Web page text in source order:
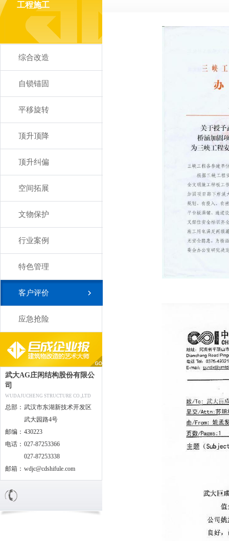
工程施工
综合改造
自锁锚固
平移旋转
顶升顶降
顶升纠偏
空间拓展
文物保护
行业案例
特色管理
客户评价
应急抢险
武大AG庄闲结构股份有限公
司
WUDAJUCHENG STRUCTURE CO.,LTD
总部： 武汉市东湖新技术开发区
武大园路4号
邮编： 430223
电话： 027-87253366
027-87253338
邮箱： wdjc@cdshifule.com